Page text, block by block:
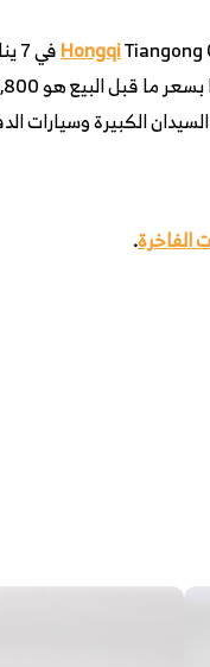
Hongqi
الكبيرة وسيارات
الفاخرة.